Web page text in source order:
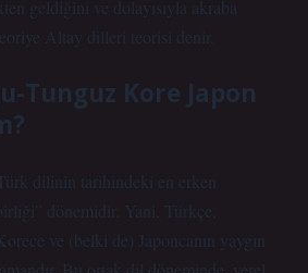
geldiğini ve dolayısıyla akraba
Altay dilleri teorisi denir.
Tunguz Kore Japon
dilinin tarihindeki en erken
dönemidir. Yani, Türkçe,
ve (belki de) Japoncanın yaygın